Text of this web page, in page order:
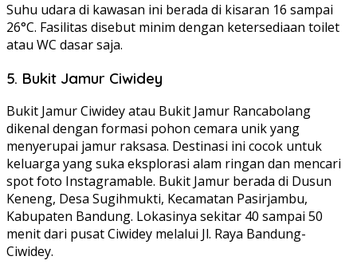
Suhu udara di kawasan ini berada di kisaran 16 sampai
26°C. Fasilitas disebut minim dengan ketersediaan toilet
atau WC dasar saja.
5. Bukit Jamur Ciwidey
Bukit Jamur Ciwidey atau Bukit Jamur Rancabolang
dikenal dengan formasi pohon cemara unik yang
menyerupai jamur raksasa. Destinasi ini cocok untuk
keluarga yang suka eksplorasi alam ringan dan mencari
spot foto Instagramable. Bukit Jamur berada di Dusun
Keneng, Desa Sugihmukti, Kecamatan Pasirjambu,
Kabupaten Bandung. Lokasinya sekitar 40 sampai 50
menit dari pusat Ciwidey melalui Jl. Raya Bandung-
Ciwidey.